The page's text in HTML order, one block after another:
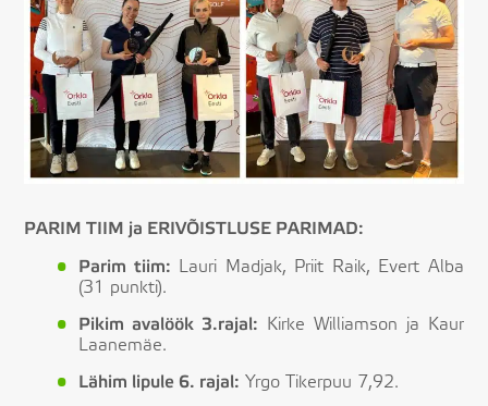
PARIM TIIM ja ERIVÕISTLUSE PARIMAD:
Parim tiim: Lauri Madjak, Priit Raik, Evert Alba
(31 punkti).
Pikim avalöök 3.rajal: Kirke Williamson ja Kaur
Laanemäe.
Lähim lipule 6. rajal: Yrgo Tikerpuu 7,92.